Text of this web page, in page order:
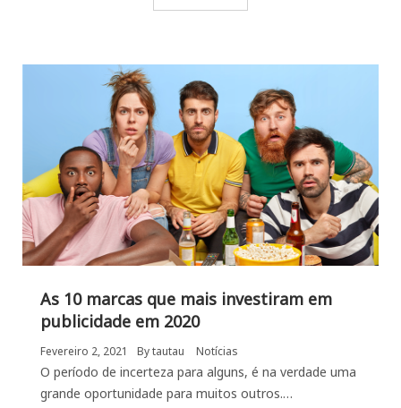
As 10 marcas que mais investiram em
publicidade em 2020
Fevereiro 2, 2021 Bytautau Notícias
O período de incerteza para alguns, é na verdade uma
grande oportunidade para muitos outros.…